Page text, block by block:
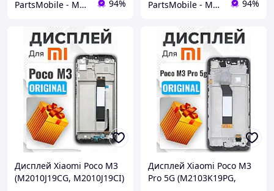
PartsMobile - Магазин запчастин (телефони, планшети, ноутбуки) 94% PartsMobile - Магазин запчастин (телефони, планшети, ноутбуки) 94%
Дисплей Xiaomi Poco M3
(M2010J19CG, M2010J19CI)
Дисплей Xiaomi Poco M3
Pro 5G (M2103K19PG,